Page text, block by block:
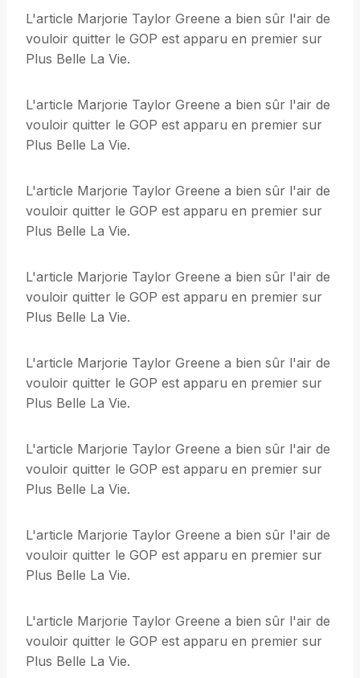
L'article Marjorie Taylor Greene a bien sûr l'air de
vouloir quitter le GOP est apparu en premier sur
Plus Belle La Vie.
L'article Marjorie Taylor Greene a bien sûr l'air de
vouloir quitter le GOP est apparu en premier sur
Plus Belle La Vie.
L'article Marjorie Taylor Greene a bien sûr l'air de
vouloir quitter le GOP est apparu en premier sur
Plus Belle La Vie.
L'article Marjorie Taylor Greene a bien sûr l'air de
vouloir quitter le GOP est apparu en premier sur
Plus Belle La Vie.
L'article Marjorie Taylor Greene a bien sûr l'air de
vouloir quitter le GOP est apparu en premier sur
Plus Belle La Vie.
L'article Marjorie Taylor Greene a bien sûr l'air de
vouloir quitter le GOP est apparu en premier sur
Plus Belle La Vie.
L'article Marjorie Taylor Greene a bien sûr l'air de
vouloir quitter le GOP est apparu en premier sur
Plus Belle La Vie.
L'article Marjorie Taylor Greene a bien sûr l'air de
vouloir quitter le GOP est apparu en premier sur
Plus Belle La Vie.